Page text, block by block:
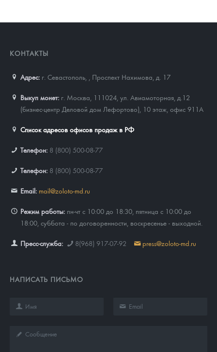
КОНТАКТЫ
Адрес: г. Севастополь, Проспект Нахимова, д. 17
Выкуп монет: г. Москва, 111024, ул. Авиамоторная, д.12
(бизнес-центр Деловой дом Лефортово), 10 этаж, офис 911А
Список адресов офисов продаж в РФ
Телефон: 8 (800) 500-08-77
Телефон: 8 (800) 500-08-77
Email: mail@zoloto-md.ru
Режим работы: пн-чт с 10:00 до 18:30, пятница с 10:00 до
18:00, суббота - по договоренности, воскресенье - выходной.
Пресс-служба: 8(968) 917-07-92 press@zoloto-md.ru
НАПИСАТЬ ПИСЬМО